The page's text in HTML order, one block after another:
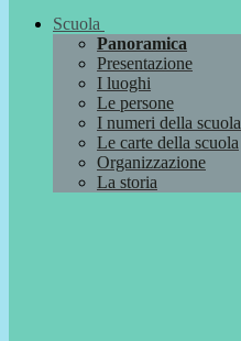
Scuola
Panoramica
Presentazione
I luoghi
Le persone
I numeri della scuola
Le carte della scuola
Organizzazione
La storia